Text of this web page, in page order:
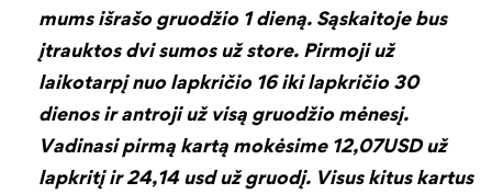
mums išrašo gruodžio 1 dieną. Sąskaitoje bus
įtrauktos dvi sumos už store. Pirmoji už
laikotarpį nuo lapkričio 16 iki lapkričio 30
dienos ir antroji už visą gruodžio mėnesį.
Vadinasi pirmą kartą mokėsime 12,07USD už
lapkritį ir 24,14 usd už gruodį. Visus kitus kartus